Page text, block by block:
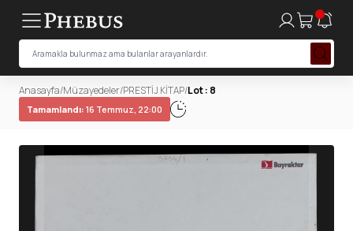
Anasayfa/Müzayedeler/PRESTİJ KİTAP/Lot : 8
Tamamlandı: 16 Temmuz, 22:00